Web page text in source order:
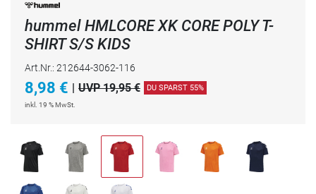
hummel HMLCORE XK CORE POLY T-
SHIRT S/S KIDS
Art.Nr.: 212644-3062-116
8,98 € | UVP 19,95 € DU SPARST 55%
inkl. 19 % MwSt.